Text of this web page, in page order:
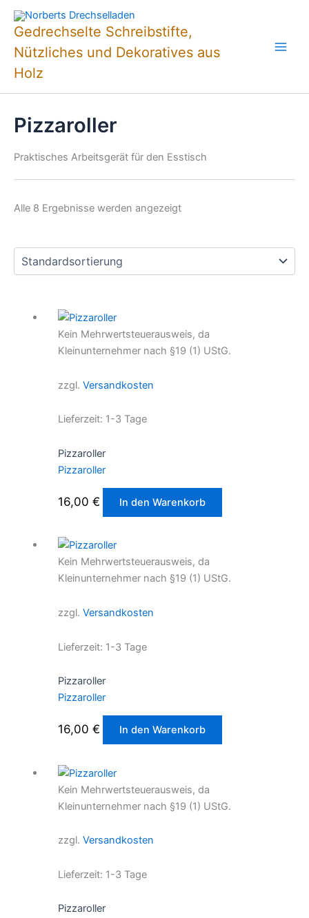
Zum
Inhalt
springen
Gedrechselte Schreibstifte,
Nützliches und Dekoratives aus
Holz
Pizzaroller
Praktisches Arbeitsgerät für den Esstisch
Alle 8 Ergebnisse werden angezeigt
Kein Mehrwertsteuerausweis, da
Kleinunternehmer nach §19 (1) UStG.
zzgl. Versandkosten
Lieferzeit: 1-3 Tage
Pizzaroller
Pizzaroller
16,00 € In den Warenkorb
Kein Mehrwertsteuerausweis, da
Kleinunternehmer nach §19 (1) UStG.
zzgl. Versandkosten
Lieferzeit: 1-3 Tage
Pizzaroller
Pizzaroller
16,00 € In den Warenkorb
Kein Mehrwertsteuerausweis, da
Kleinunternehmer nach §19 (1) UStG.
zzgl. Versandkosten
Lieferzeit: 1-3 Tage
Pizzaroller